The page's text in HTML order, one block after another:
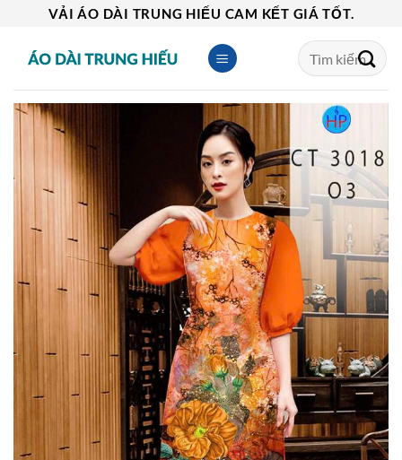
content
VẢI ÁO DÀI TRUNG HIẾU CAM KẾT GIÁ TỐT.
Tìm
kiếm: